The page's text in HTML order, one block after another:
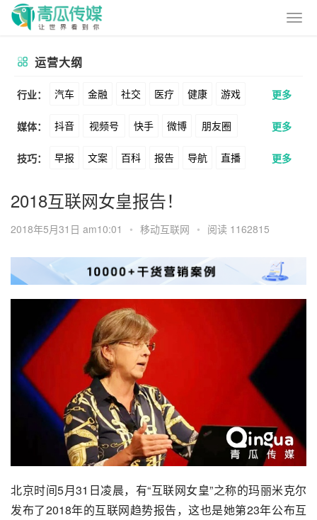
运营大纲
行业： 汽车 金融 社交 医疗 健康 游戏
动漫 美妆 美食 家装 教育 婚纱
酒旅 母婴 宠物 文娱 跨境 科技
广告 元宇宙 房地产
更多
媒体： 抖音 视频号 快手 微博 朋友圈
公众号 B站 小红书 头条 知乎
Soul 360 百度 搜狗
美图 最右 神马 谷歌 Facebook
Tiktok YouTube Yahoo Bing
更多
技巧： 早报 文案 百科 报告 导航 直播
卖货 脚本 话术 电商
涨粉 广告 推广 方案 策划 案例
数据 拉新 活动 用户 海外
更多
2018互联网女皇报告！
2018年5月31日 am10:01 • 移动互联网 • 阅读 1162815
北京时间5月31日凌晨，有“互联网女皇”之称的玛丽米克尔
发布了2018年的互联网趋势报告，这也是她第23年公布互